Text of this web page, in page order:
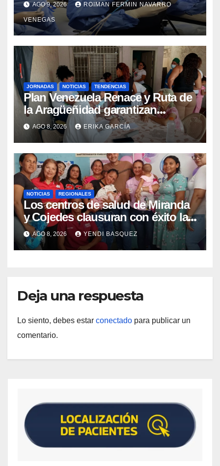
Retrógrada Endoscópica para
beneficiar a cientos de pacientes
AGO 9, 2026 ROIMAN FERMIN NAVARRO
VENEGAS
JORNADAS NOTICIAS TENDENCIAS
Plan Venezuela Renace y Ruta de
la Aragüeñidad garantizan
atención médica integral en
Aragua
AGO 8, 2026 ERIKA GARCÍA
NOTICIAS REGIONALES
Los centros de salud de Miranda
y Cojedes clausuran con éxito la
Semana Mundial de la Lactancia
Materna
AGO 8, 2026 YENDI BASQUEZ
Deja una respuesta
Lo siento, debes estar conectado para publicar un
comentario.